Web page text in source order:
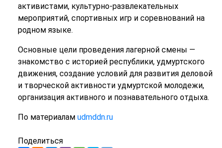
активистами, культурно-развлекательных
мероприятий, спортивных игр и соревнований на
родном языке.
Основные цели проведения лагерной смены —
знакомство с историей республики, удмуртского
движения, создание условий для развития деловой
и творческой активности удмуртской молодежи,
организация активного и познавательного отдыха.
По материалам udmddn.ru
Поделиться